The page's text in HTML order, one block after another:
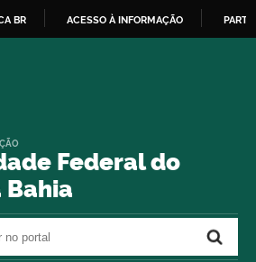
BR ACESSO À INFORMAÇÃO
Federal do
Bahia